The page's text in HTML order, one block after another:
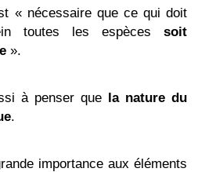
«nécessaire que ce qui doit
toutes les espèces soit
».
à penser que la nature du
.
importance aux éléments